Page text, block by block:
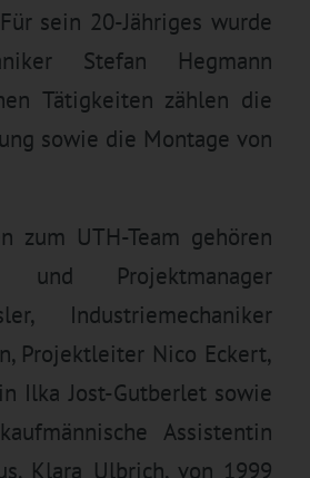
sein 20-Jähriges wurde
Stefan Hegmann
Tätigkeiten zählen die
sowie die Montage von
zum UTH-Team gehören
und Projektmanager
Industriemechaniker
Projektleiter Nico Eckert,
Ilka Jost-Gutberlet sowie
Assistentin
Klara Ulbrich, von 1999